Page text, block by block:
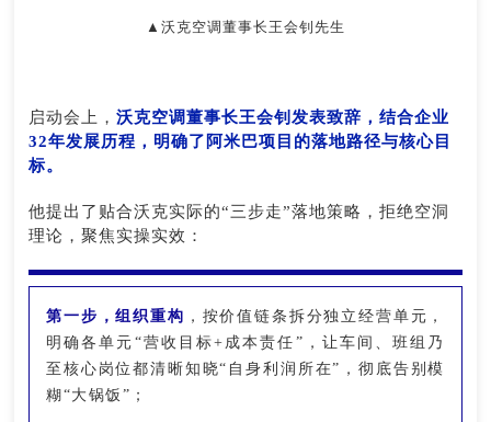
▲沃克空调董事长王会钊先生
启动会上，沃克空调董事长王会钊发表致辞，结合企业
32年发展历程，明确了阿米巴项目的落地路径与核心目
标。
他提出了贴合沃克实际的“三步走”落地策略，拒绝空洞
理论，聚焦实操实效：
第一步，组织重构 ，按价值链条拆分独立经营单元，
明确各单元“营收目标+成本责任”，让车间、班组乃
至核心岗位都清晰知晓“自身利润所在”，彻底告别模
糊“大锅饭”；